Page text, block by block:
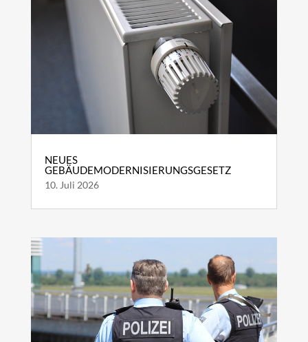
NEUES
GEBÄUDEMODERNISIERUNGSGESETZ
10. Juli 2026